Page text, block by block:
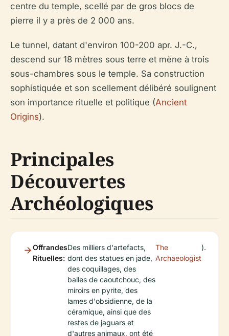
centre du temple, scellé par de gros blocs de
pierre il y a près de 2 000 ans.
Le tunnel, datant d'environ 100-200 apr. J.-C.,
descend sur 18 mètres sous terre et mène à trois
sous-chambres sous le temple. Sa construction
sophistiquée et son scellement délibéré soulignent
son importance rituelle et politique (Ancient
Origins).
Principales
Découvertes
Archéologiques
Offrandes
Rituelles:
Des milliers d'artefacts,
dont des statues en jade,
des coquillages, des
balles de caoutchouc, des
miroirs en pyrite, des
lames d'obsidienne, de la
céramique, ainsi que des
restes de jaguars et
d'autres animaux, ont été
The
Archaeologist
).